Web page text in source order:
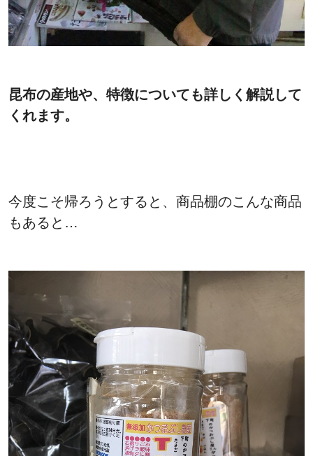
昆布の産地や、特徴についても詳しく解説して
くれます。
今度こそ帰ろうとすると、商品棚のこんな商品
もあると…